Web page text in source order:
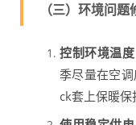
（三）环境问
控制环境温度
季尽量在空
ck套上保暖保